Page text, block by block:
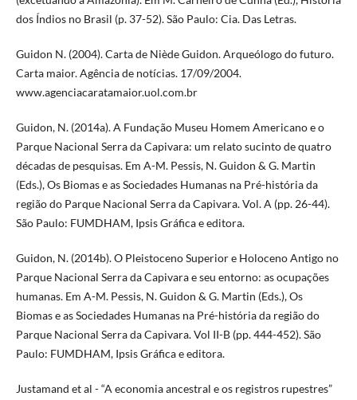
dos Índios no Brasil (p. 37-52). São Paulo: Cia. Das Letras.
Guidon N. (2004). Carta de Niède Guidon. Arqueólogo do futuro.
Carta maior. Agência de notícias. 17/09/2004.
www.agenciacaratamaior.uol.com.br
Guidon, N. (2014a). A Fundação Museu Homem Americano e o
Parque Nacional Serra da Capivara: um relato sucinto de quatro
décadas de pesquisas. Em A-M. Pessis, N. Guidon & G. Martin
(Eds.), Os Biomas e as Sociedades Humanas na Pré-história da
região do Parque Nacional Serra da Capivara. Vol. A (pp. 26-44).
São Paulo: FUMDHAM, Ipsis Gráfica e editora.
Guidon, N. (2014b). O Pleistoceno Superior e Holoceno Antigo no
Parque Nacional Serra da Capivara e seu entorno: as ocupações
humanas. Em A-M. Pessis, N. Guidon & G. Martin (Eds.), Os
Biomas e as Sociedades Humanas na Pré-história da região do
Parque Nacional Serra da Capivara. Vol II-B (pp. 444-452). São
Paulo: FUMDHAM, Ipsis Gráfica e editora.
Justamand et al - “A economia ancestral e os registros rupestres”